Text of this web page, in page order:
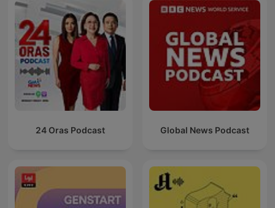
24 Oras Podcast Global News Podcast